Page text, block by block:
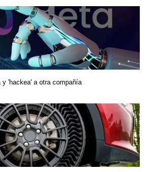
y 'hackea' a otra compañía